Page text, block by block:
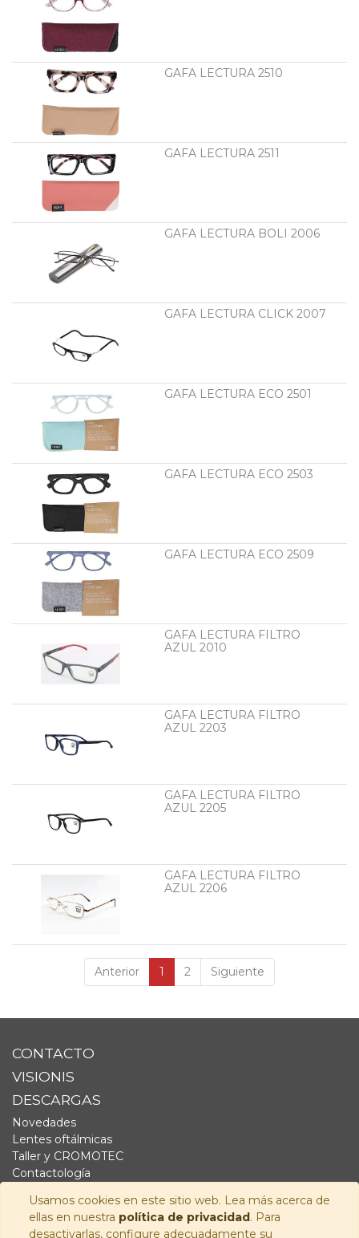
Usamos cookies en este sitio web. Lea más acerca de
ellas en nuestra política de privacidad. Para
desactivarlas, configure adecuadamente su
GAFA LECTURA 2510
GAFA LECTURA 2511
GAFA LECTURA BOLI 2006
GAFA LECTURA CLICK 2007
GAFA LECTURA ECO 2501
GAFA LECTURA ECO 2503
GAFA LECTURA ECO 2509
GAFA LECTURA FILTRO
AZUL 2010
GAFA LECTURA FILTRO
AZUL 2203
GAFA LECTURA FILTRO
AZUL 2205
GAFA LECTURA FILTRO
AZUL 2206
Anterior 1 2 Siguiente
CONTACTO
VISIONIS
DESCARGAS
Novedades
Lentes oftálmicas
Taller y CROMOTEC
Contactología
Fornitura
Audiología